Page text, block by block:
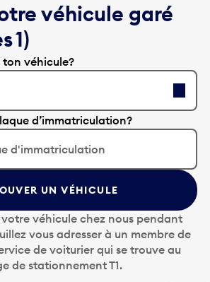
véhicule garé
1)
véhicule?
d’immatriculation?
UN VÉHICULE
véhicule chez nous pendant
vous adresser à un membre de
de voiturier qui se trouve au
de stationnement T1.